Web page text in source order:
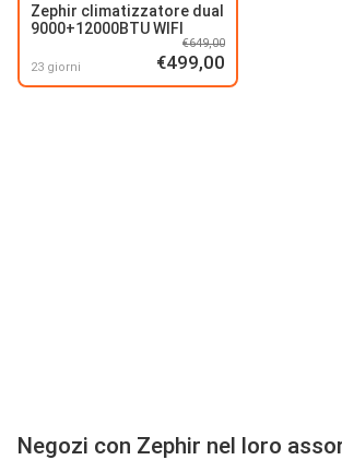
Zephir climatizzatore dual
9000+12000BTU WIFI
23 giorni
€649,00
€499,00
Negozi con Zephir nel loro